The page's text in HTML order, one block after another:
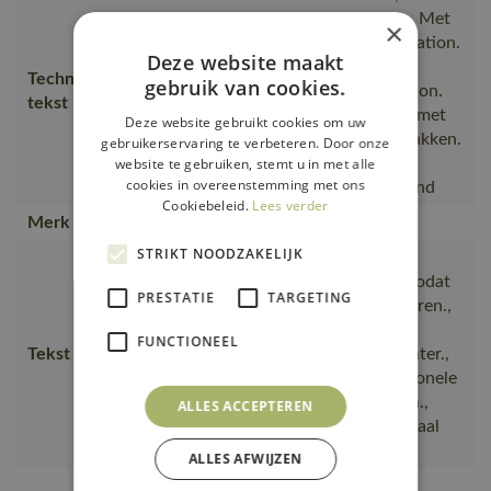
Technische
tekst
en waterdicht. Getapede naden. Met
CLIMASCOT® Lightweight Insulation.
Sluiting met rits en inwendige
windvanger. Afneembare capuchon.
Hoge kraag. Inwendige borstzak met
rits. Borstzakken met rits. Voorzakken.
Ergonomisch gevormde mouwen
zorgen voor, Stretchstof. Ademend
Merk
Tekst usp
Ademend, Slijtvaste, wind- en
waterdicht, elke dag opnieuw., zodat
u ongeacht het weer kunt presteren.,
Insulation blijft u warm in de winter.,
Afneembare capuchon en functionele
zakken die bij uw wensen passen.,
ultralichte stretch geeft u maximaal
comfort
Van productie naar magazijnen
×
Deze website maakt
gebruik van cookies.
Deze website gebruikt cookies om uw
gebruikerservaring te verbeteren. Door onze
website te gebruiken, stemt u in met alle
cookies in overeenstemming met ons
Cookiebeleid. Lees verder
STRIKT NOODZAKELIJK
PRESTATIE TARGETING
FUNCTIONEEL
ALLES ACCEPTEREN
ALLES AFWIJZEN